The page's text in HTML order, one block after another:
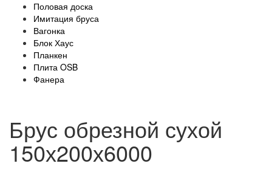
Половая доска
Имитация бруса
Вагонка
Блок Хаус
Планкен
Плита OSB
Фанера
Брус обрезной сухой
150х200х6000